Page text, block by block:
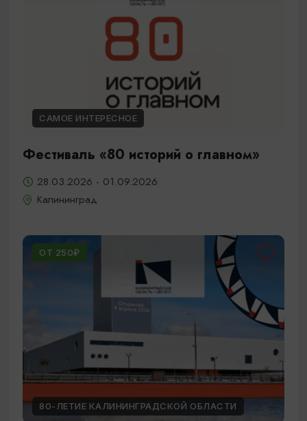
САМОЕ ИНТЕРЕСНОЕ
Фестиваль «80 историй о главном»
28.03.2026 - 01.09.2026
Калининград
ОТ 250₽
80-ЛЕТИЕ КАЛИНИНГРАДСКОЙ ОБЛАСТИ